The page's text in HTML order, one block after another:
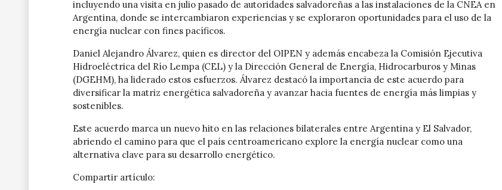
incluyendo una visita en julio pasado de autoridades salvadoreñas a las instalaciones de la CNEA en
Argentina, donde se intercambiaron experiencias y se exploraron oportunidades para el uso de la
energía nuclear con fines pacíficos.
Daniel Alejandro Álvarez, quien es director del OIPEN y además encabeza la Comisión Ejecutiva
Hidroeléctrica del Río Lempa (CEL) y la Dirección General de Energía, Hidrocarburos y Minas
(DGEHM), ha liderado estos esfuerzos. Álvarez destacó la importancia de este acuerdo para
diversificar la matriz energética salvadoreña y avanzar hacia fuentes de energía más limpias y
sostenibles.
Este acuerdo marca un nuevo hito en las relaciones bilaterales entre Argentina y El Salvador,
abriendo el camino para que el país centroamericano explore la energía nuclear como una
alternativa clave para su desarrollo energético.
Compartir artículo: